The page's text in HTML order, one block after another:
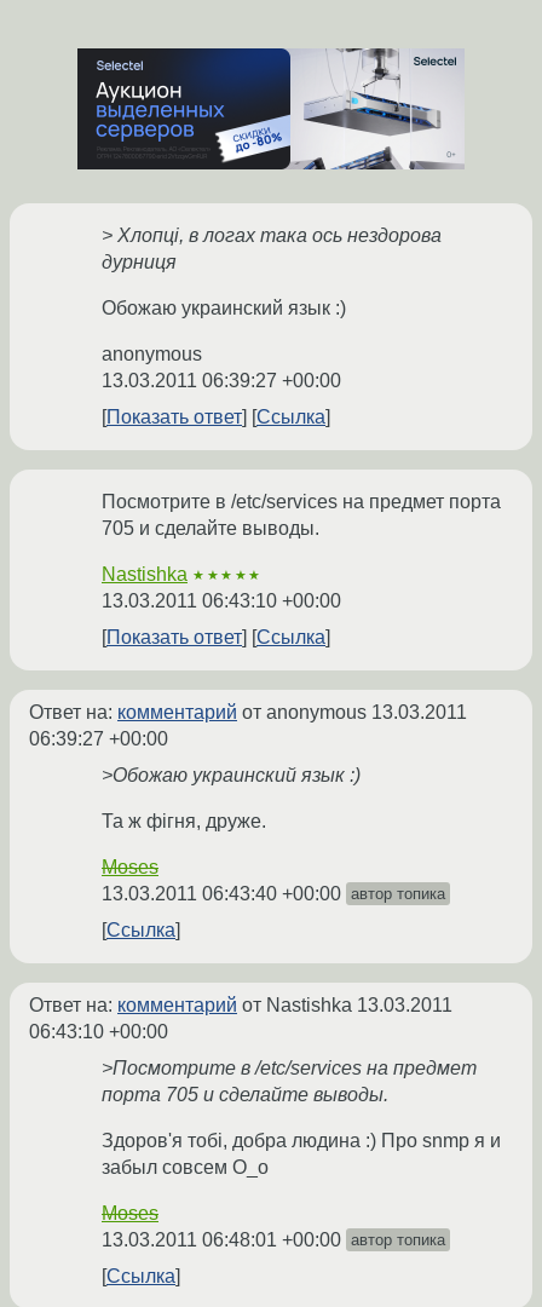
> Хлопці, в логах така ось нездорова
дурниця
Обожаю украинский язык :)
anonymous
13.03.2011 06:39:27 +00:00
Показать ответ
Ссылка
Посмотрите в /etc/services на предмет порта
705 и сделайте выводы.
Nastishka ★★★★★
13.03.2011 06:43:10 +00:00
Показать ответ
Ссылка
Ответ на: комментарий от anonymous 13.03.2011
06:39:27 +00:00
>Обожаю украинский язык :)
Та ж фігня, друже.
Moses
13.03.2011 06:43:40 +00:00 автор топика
Ссылка
Ответ на: комментарий от Nastishka 13.03.2011
06:43:10 +00:00
>Посмотрите в /etc/services на предмет
порта 705 и сделайте выводы.
Здоров'я тобі, добра людина :) Про snmp я и
забыл совсем О_о
Moses
13.03.2011 06:48:01 +00:00 автор топика
Ссылка